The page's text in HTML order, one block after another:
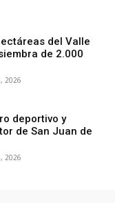
del Valle
de 2.000
2026
deportivo y
de San Juan de
2026